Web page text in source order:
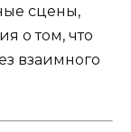
сцены,
о том, что
взаимного